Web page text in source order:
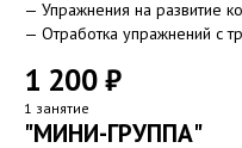
— Упражнения на развитие
— Отработка упражнений с
1 200 ₽
1 занятие
"МИНИ-ГРУППА"